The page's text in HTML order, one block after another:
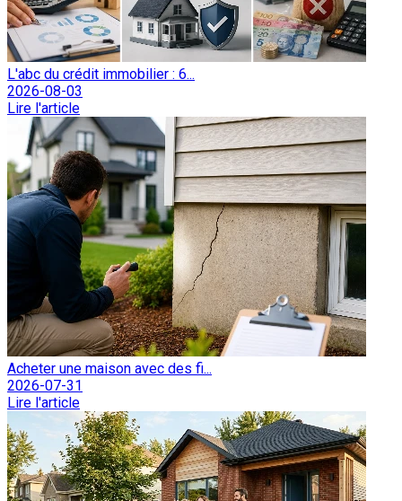
L'abc du crédit immobilier : 6...
2026-08-03
Lire l'article
Acheter une maison avec des fi...
2026-07-31
Lire l'article